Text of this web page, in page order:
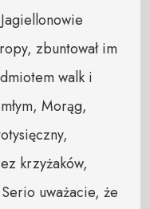
zbuntował im
walk i
Morąg,
krzyżaków,
uważacie, że